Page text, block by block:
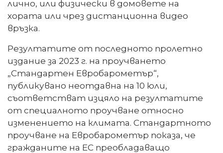
лично, или физически в домовете на
хората или чрез дистанционна видео
връзка.
Резултатите от последното пролетно
издание за 2023 г. на проучването
„Стандартен Евробарометър“,
публикувано неотдавна на 10 юли,
съответстват изцяло на резултатите
от специалното проучване относно
изменението на климата. Стандартното
проучване на Евробарометър показа, че
гражданите на ЕС преобладаващо